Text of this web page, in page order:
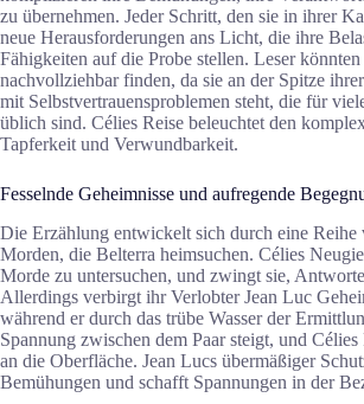
zu übernehmen. Jeder Schritt, den sie in ihrer
neue Herausforderungen ans Licht, die ihre
Fähigkeiten auf die Probe stellen. Leser
nachvollziehbar finden, da sie an der Spitze
mit Selbstvertrauensproblemen steht, die für
üblich sind. Célies Reise beleuchtet den
Tapferkeit und Verwundbarkeit.
Fesselnde Geheimnisse und aufregende
Die Erzählung entwickelt sich durch eine Reihe
Morden, die Belterra heimsuchen. Célies
Morde zu untersuchen, und zwingt sie,
Allerdings verbirgt ihr Verlobter Jean Luc
während er durch das trübe Wasser der
Spannung zwischen dem Paar steigt, und
an die Oberfläche. Jean Lucs übermäßiger
Bemühungen und schafft Spannungen in der